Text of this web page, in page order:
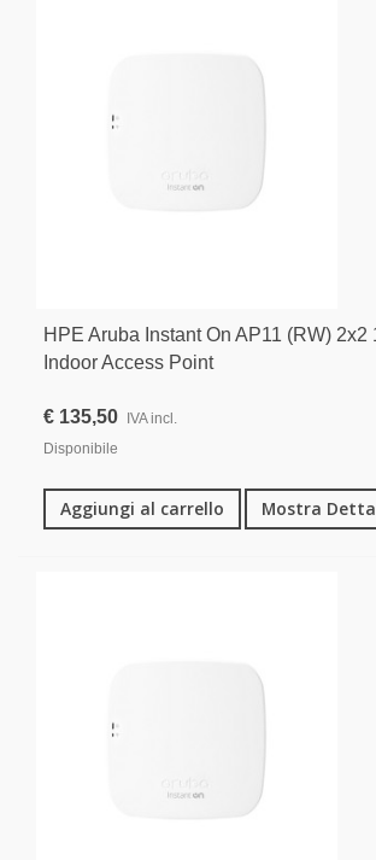
HPE Aruba Instant On AP11 (RW) 2x2
Indoor Access Point
€ 135,50
IVA incl.
Disponibile
Aggiungi al carrello Mostra